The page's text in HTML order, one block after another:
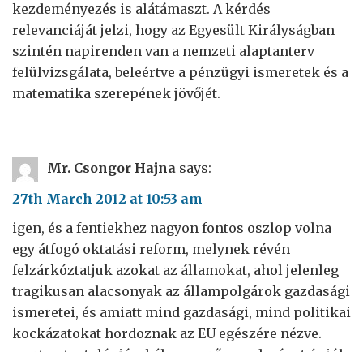
kezdeményezés is alátámaszt. A kérdés
relevanciáját jelzi, hogy az Egyesült Királyságban
szintén napirenden van a nemzeti alaptanterv
felülvizsgálata, beleértve a pénzügyi ismeretek és a
matematika szerepének jövőjét.
Mr. Csongor Hajna says:
27th March 2012 at 10:53 am
igen, és a fentiekhez nagyon fontos oszlop volna
egy átfogó oktatási reform, melynek révén
felzárkóztatjuk azokat az államokat, ahol jelenleg
tragikusan alacsonyak az állampolgárok gazdasági
ismeretei, és amiatt mind gazdasági, mind politikai
kockázatokat hordoznak az EU egészére nézve.